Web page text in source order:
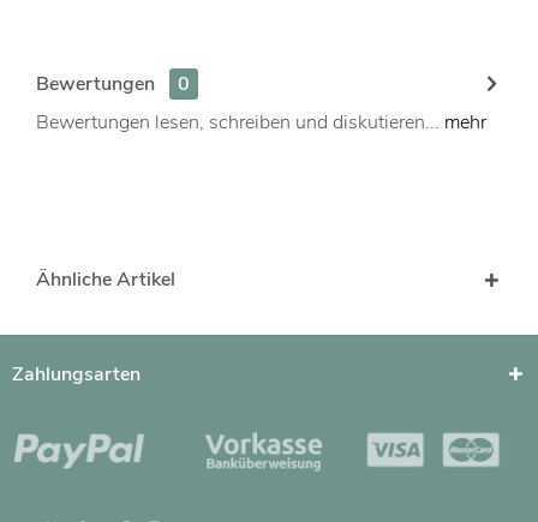
Bewertungen
0
Bewertungen lesen, schreiben und diskutieren... mehr
Ähnliche Artikel
Zahlungsarten